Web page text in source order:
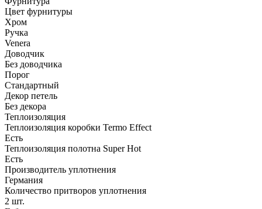
Цвет фурнитуры
Хром
Ручка
Venera
Доводчик
Без доводчика
Порог
Стандартный
Декор петель
Без декора
Теплоизоляция
Теплоизоляция коробки Termo Effect
Есть
Теплоизоляция полотна Super Нot
Есть
Производитель уплотнения
Германия
Количество притворов уплотнения
2 шт.